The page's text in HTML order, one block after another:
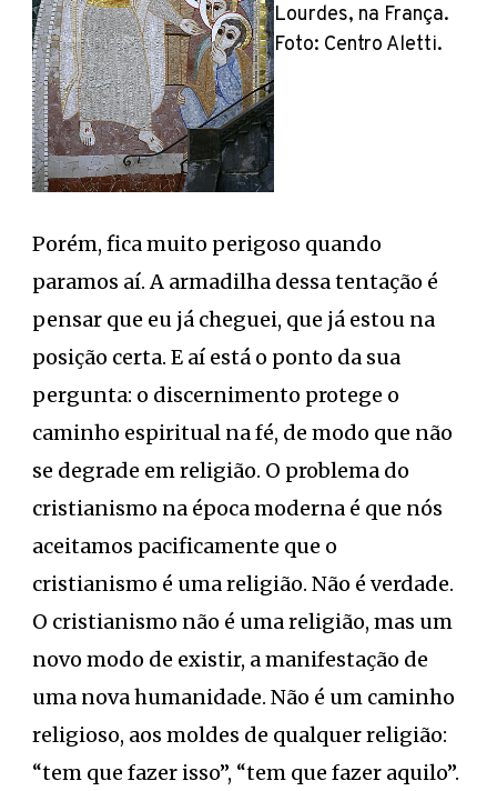
Lourdes, na França.
Foto: Centro Aletti.
Porém, fica muito perigoso quando
paramos aí. A armadilha dessa tentação é
pensar que eu já cheguei, que já estou na
posição certa. E aí está o ponto da sua
pergunta: o discernimento protege o
caminho espiritual na fé, de modo que não
se degrade em religião. O problema do
cristianismo na época moderna é que nós
aceitamos pacificamente que o
cristianismo é uma religião. Não é verdade.
O cristianismo não é uma religião, mas um
novo modo de existir, a manifestação de
uma nova humanidade. Não é um caminho
religioso, aos moldes de qualquer religião:
“tem que fazer isso”, “tem que fazer aquilo”.